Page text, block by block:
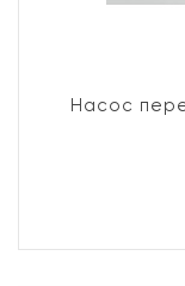
Насос